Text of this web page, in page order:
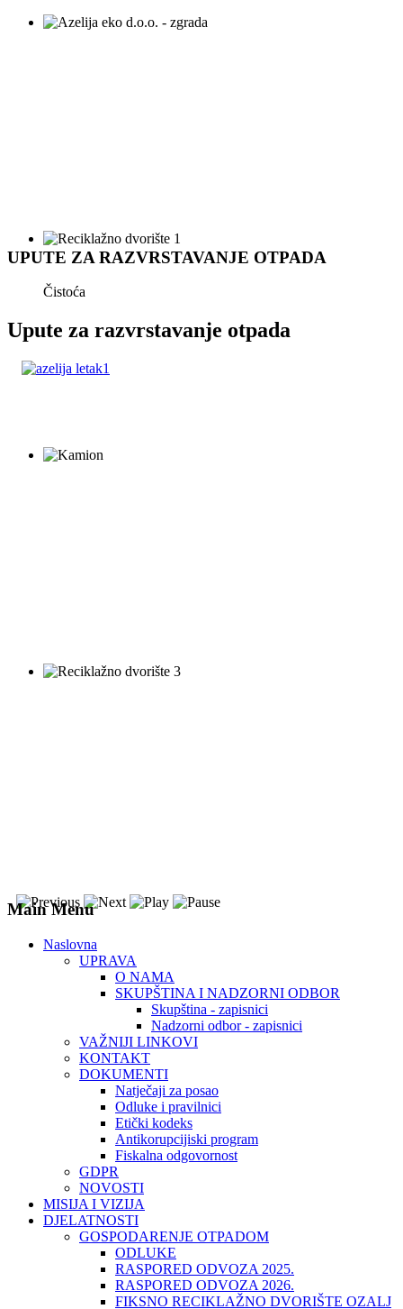
UPUTE ZA RAZVRSTAVANJE OTPADA
Čistoća
Upute za razvrstavanje otpada
Main Menu
Naslovna
UPRAVA
O NAMA
SKUPŠTINA I NADZORNI ODBOR
Skupština - zapisnici
Nadzorni odbor - zapisnici
VAŽNIJI LINKOVI
KONTAKT
DOKUMENTI
Natječaji za posao
Odluke i pravilnici
Etički kodeks
Antikorupcijiski program
Fiskalna odgovornost
GDPR
NOVOSTI
MISIJA I VIZIJA
DJELATNOSTI
GOSPODARENJE OTPADOM
ODLUKE
RASPORED ODVOZA 2025.
RASPORED ODVOZA 2026.
FIKSNO RECIKLAŽNO DVORIŠTE OZALJ